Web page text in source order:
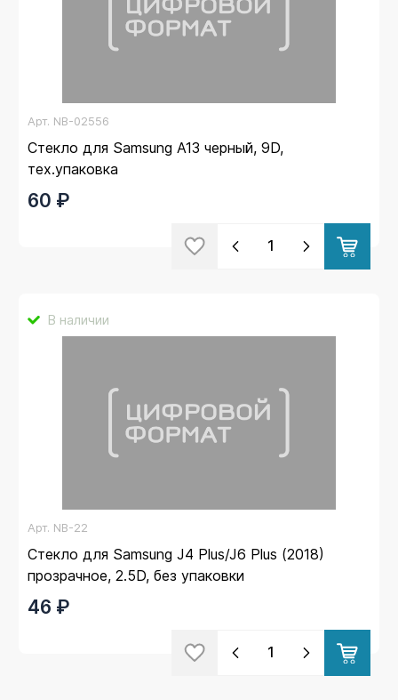
Арт. NB-02556
Стекло для Samsung A13 черный, 9D,
тех.упаковка
60 ₽
В наличии
Арт. NB-22
Стекло для Samsung J4 Plus/J6 Plus (2018)
прозрачное, 2.5D, без упаковки
46 ₽